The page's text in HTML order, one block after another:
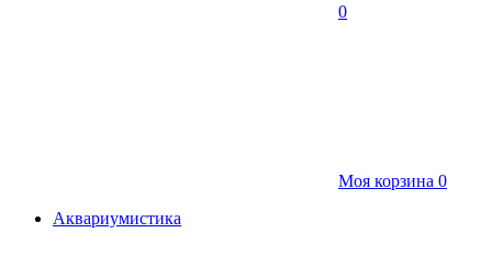
0
Моя корзина 0
Аквариумистика